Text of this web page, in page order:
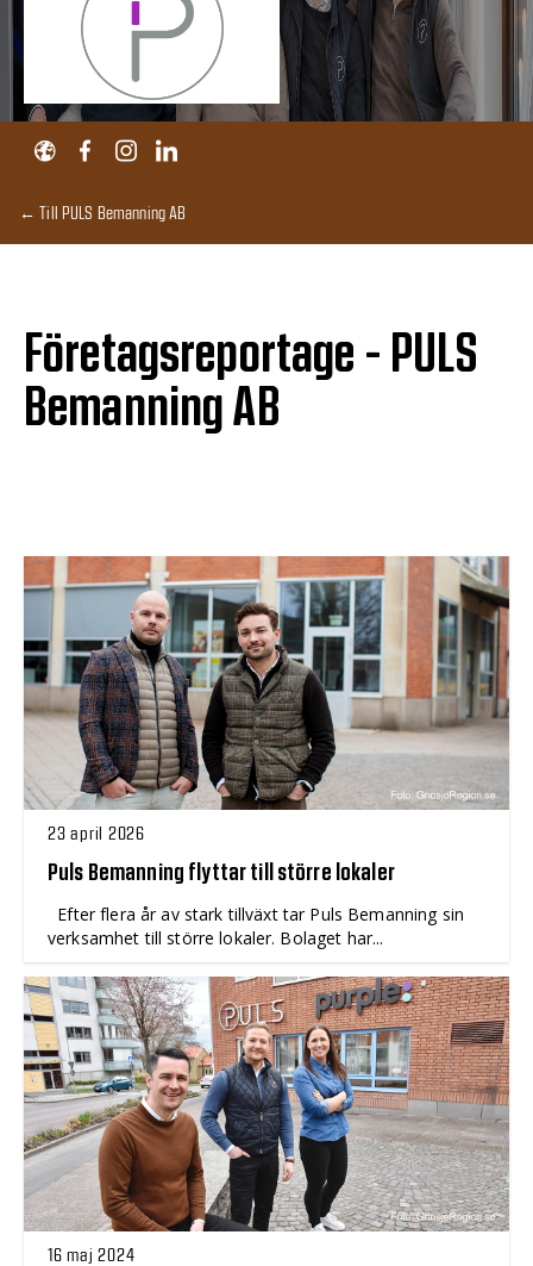
← Till PULS Bemanning AB
Företagsreportage - PULS
Bemanning AB
23 april 2026
Puls Bemanning flyttar till större lokaler
Efter flera år av stark tillväxt tar Puls Bemanning sin
verksamhet till större lokaler. Bolaget har...
16 maj 2024